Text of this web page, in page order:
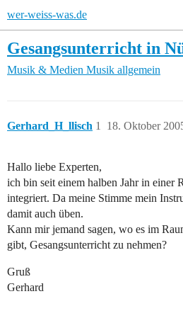
wer-weiss-was.de
Gesangsunterricht in
Musik & Medien Musik allgemein
Gerhard_H_llisch 18. Oktober
1
Hallo liebe Experten,
ich bin seit einem halben Jahr in einer
integriert. Da meine Stimme mein
damit auch üben.
Kann mir jemand sagen, wo es im
gibt, Gesangsunterricht zu nehmen?
Gruß
Gerhard